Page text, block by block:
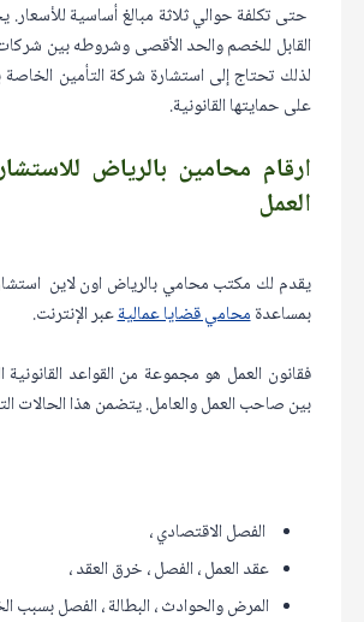
حتى تكلفة حوالي ثلاثة مبالغ أساسية
القابل للخصم والحد الأقصى وشروطه بين شركات
لذلك تحتاج إلى استشارة شركة التأمين
على حمايتها القانونية.
ارقام محامين بالرياض
العمل
يقدم لك مكتب محامي بالرياض اون لاين
بمساعدةمحامي قضايا عماليةعبر الإنترنت.
فقانون العمل هو مجموعة من القواعد القانونية
بين صاحب العمل والعامل. يتضمن هذا الحالات
الفصل الاقتصادي ،
عقد العمل ، الفصل ، خرق العقد ،
المرض والحوادث ، البطالة ، الفصل بسبب